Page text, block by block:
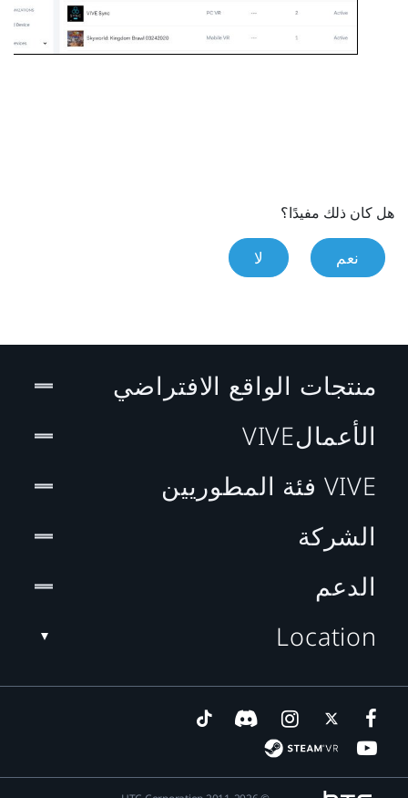
هل كان ذلك مفيدًا؟
نعم لا
منتجات الواقع الافتراضي
الأعمالVIVE
VIVE فئة المطوريين
الشركة
الدعم
Location